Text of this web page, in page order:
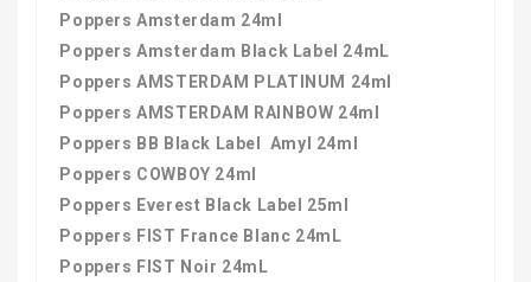
Poppers Amsterdam 24ml
Poppers Amsterdam Black Label 24mL
Poppers AMSTERDAM PLATINUM 24ml
Poppers AMSTERDAM RAINBOW 24ml
Poppers BB Black Label Amyl 24ml
Poppers COWBOY 24ml
Poppers Everest Black Label 25ml
Poppers FIST France Blanc 24mL
Poppers FIST Noir 24mL